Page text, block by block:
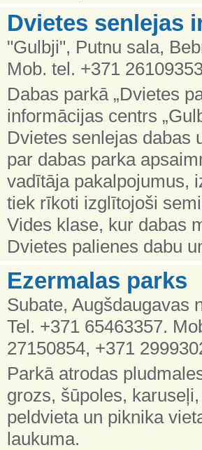
Dvietes senlejas
"Gulbji", Putnu sala,
Mob. tel. +371
Dabas parkā „Dvietes
informācijas centrs
Dvietes senlejas dabas
par dabas parka
vadītāja pakalpojumus,
tiek rīkoti izglītojoši
Vides klase, kur dabas
Dvietes palienes dabu
Ezermalas parks
Subate, Augšdaugavas
Tel. +371 65463357.
27150854, +371
Parkā atrodas
grozs, šūpoles,
peldvieta un piknika
laukuma.